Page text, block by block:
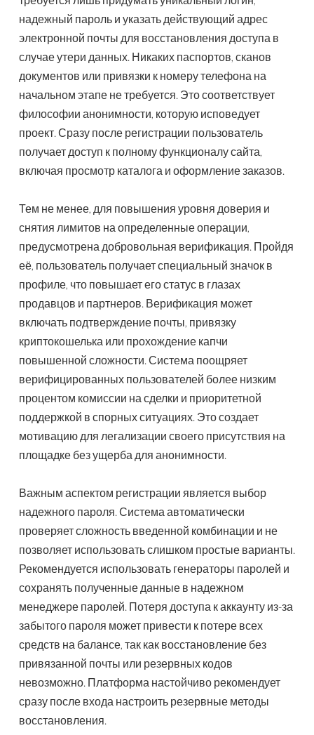
надежный пароль и указать действующий адрес
электронной почты для восстановления доступа в
случае утери данных. Никаких паспортов, сканов
документов или привязки к номеру телефона на
начальном этапе не требуется. Это соответствует
философии анонимности, которую исповедует
проект. Сразу после регистрации пользователь
получает доступ к полному функционалу сайта,
включая просмотр каталога и оформление заказов.
Тем не менее, для повышения уровня доверия и
снятия лимитов на определенные операции,
предусмотрена добровольная верификация. Пройдя
её, пользователь получает специальный значок в
профиле, что повышает его статус в глазах
продавцов и партнеров. Верификация может
включать подтверждение почты, привязку
криптокошелька или прохождение капчи
повышенной сложности. Система поощряет
верифицированных пользователей более низким
процентом комиссии на сделки и приоритетной
поддержкой в спорных ситуациях. Это создает
мотивацию для легализации своего присутствия на
площадке без ущерба для анонимности.
Важным аспектом регистрации является выбор
надежного пароля. Система автоматически
проверяет сложность введенной комбинации и не
позволяет использовать слишком простые варианты.
Рекомендуется использовать генераторы паролей и
сохранять полученные данные в надежном
менеджере паролей. Потеря доступа к аккаунту из-за
забытого пароля может привести к потере всех
средств на балансе, так как восстановление без
привязанной почты или резервных кодов
невозможно. Платформа настойчиво рекомендует
сразу после входа настроить резервные методы
восстановления.